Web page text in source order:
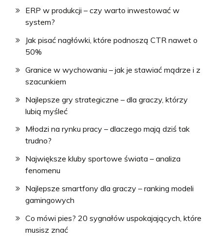
ERP w produkcji – czy warto inwestować w
system?
Jak pisać nagłówki, które podnoszą CTR nawet o
50%
Granice w wychowaniu – jak je stawiać mądrze i z
szacunkiem
Najlepsze gry strategiczne – dla graczy, którzy
lubią myśleć
Młodzi na rynku pracy – dlaczego mają dziś tak
trudno?
Największe kluby sportowe świata – analiza
fenomenu
Najlepsze smartfony dla graczy – ranking modeli
gamingowych
Co mówi pies? 20 sygnałów uspokajających, które
musisz znać